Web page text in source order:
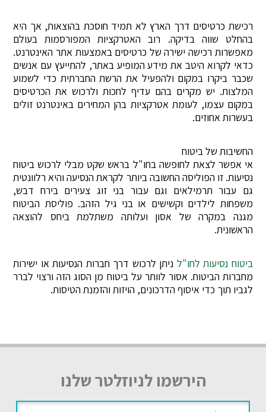
רכישת כרטיסים דרך הארץ לא תמיד חוסכת בהוצאות, אך היא
בהחלט שווה בדיקה. רוב האטרקציות המפורסמות בעולם
מאפשרות רכישה ישירה של כרטיסים באמצעות אתר האינטרנט.
כדאי לקרוא היטב את מידע המופיע באתר, להתייעץ עם אנשים
שכבר ביקרו במקום ולהפעיל את הרשת החברתית כדי לשמוע
המלצות. יש מקרים בהם עדיף לחכות ולרכוש את הכרטיסים
במקום עצמו, לעומת אטרקציות בהן המחירים באינטרנט זולים
בעשרות אחוזים.
החשיבות של ביטוח
אי אפשר לצאת לחופשה בחו"ל בראש שקט מבלי לרכוש ביטוח
נסיעות. זו הפוליסה החשובה ביותר לקראת הנסיעה והיא רלוונטית
גם עבור תרמילאים וגם עבור בני זוג צעירים בירח דבש,
משפחות לילדים וקשישים או בני גיל הזהב. פוליסת הביטוח
מגנה במקרה של אסון ועלותה משתלמת ביחס להוצאה
הראשונית.
ביטוח נסיעות לחו"ל ניתן לרכוש דרך חברות הנסיעות או ישירות
מחברות הביטוח. אסור לוותר על ביטוח מן הסוג הזה ורצוי לברר
לגביו תוך כדי איסוף הדרכונים, הויזות והזמנת הטיסות.
הירשמו לניוזלטר שלנו